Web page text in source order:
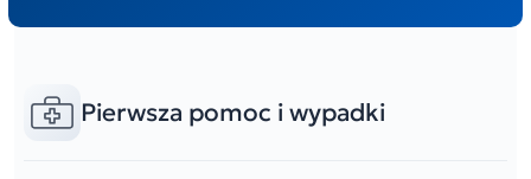
Pierwsza pomoc i wypadki